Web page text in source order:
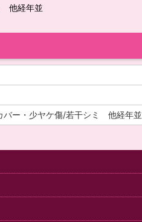
他経年並
ー・少ヤケ傷/若干シミ 他経年並